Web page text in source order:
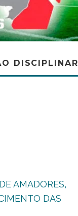
DISCIPLINAR
AMADORES,
DAS